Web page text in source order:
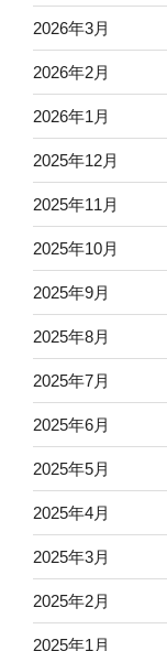
2026年3月
2026年2月
2026年1月
2025年12月
2025年11月
2025年10月
2025年9月
2025年8月
2025年7月
2025年6月
2025年5月
2025年4月
2025年3月
2025年2月
2025年1月